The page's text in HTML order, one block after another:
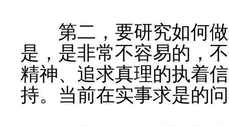
第二，要研究如何
是，是非常不容易的，
精神、追求真理的执着
持。当前在实事求是的